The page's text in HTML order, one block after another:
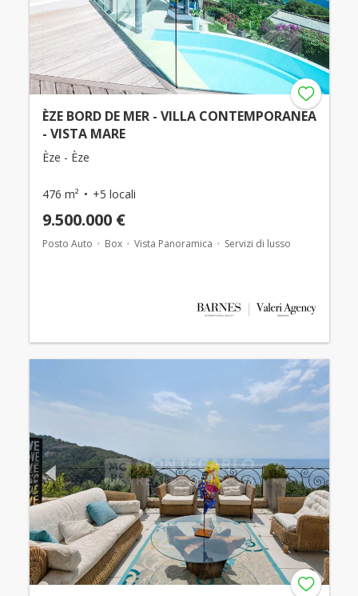
ÈZE BORD DE MER - VILLA CONTEMPORANEA
- VISTA MARE
Èze - Èze
476 m² +5 locali
9.500.000 €
Posto Auto Box Vista Panoramica Servizi di lusso